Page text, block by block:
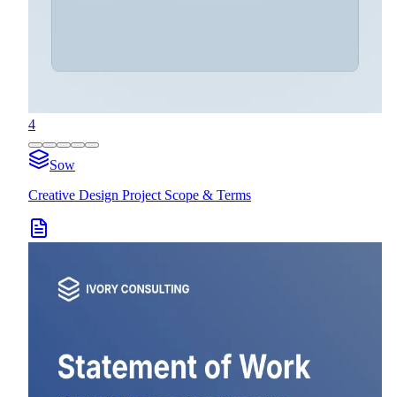
4
Sow
Creative Design Project Scope & Terms